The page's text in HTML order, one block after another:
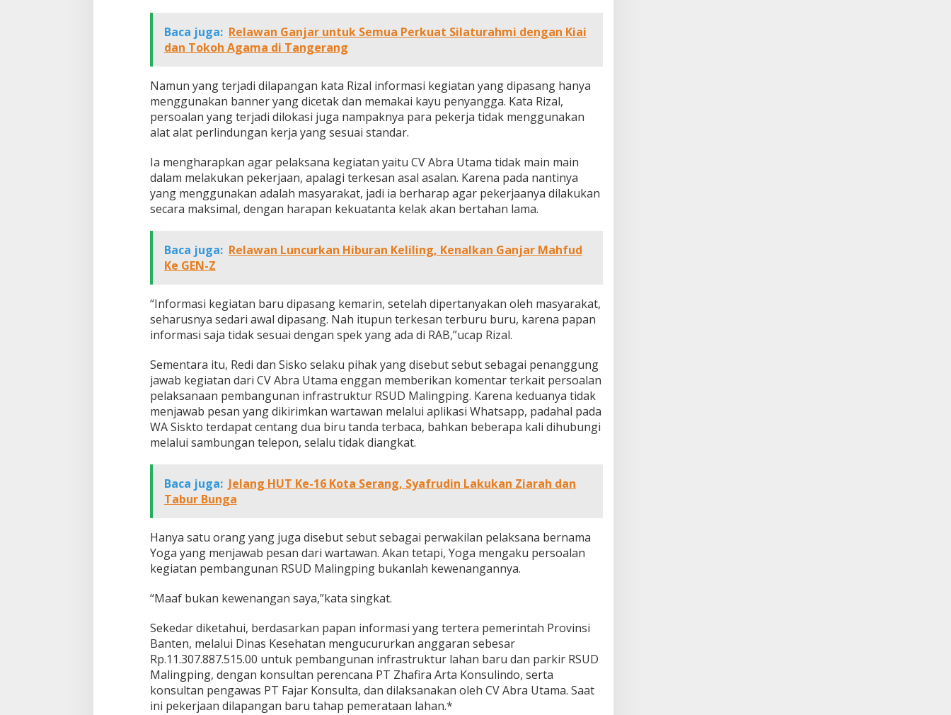
Baca juga: Relawan Ganjar untuk Semua Perkuat Silaturahmi dengan Kiai
dan Tokoh Agama di Tangerang
Namun yang terjadi dilapangan kata Rizal informasi kegiatan yang dipasang hanya
menggunakan banner yang dicetak dan memakai kayu penyangga. Kata Rizal,
persoalan yang terjadi dilokasi juga nampaknya para pekerja tidak menggunakan
alat alat perlindungan kerja yang sesuai standar.
Ia mengharapkan agar pelaksana kegiatan yaitu CV Abra Utama tidak main main
dalam melakukan pekerjaan, apalagi terkesan asal asalan. Karena pada nantinya
yang menggunakan adalah masyarakat, jadi ia berharap agar pekerjaanya dilakukan
secara maksimal, dengan harapan kekuatanta kelak akan bertahan lama.
Baca juga: Relawan Luncurkan Hiburan Keliling, Kenalkan Ganjar Mahfud
Ke GEN-Z
“Informasi kegiatan baru dipasang kemarin, setelah dipertanyakan oleh masyarakat,
seharusnya sedari awal dipasang. Nah itupun terkesan terburu buru, karena papan
informasi saja tidak sesuai dengan spek yang ada di RAB,”ucap Rizal.
Sementara itu, Redi dan Sisko selaku pihak yang disebut sebut sebagai penanggung
jawab kegiatan dari CV Abra Utama enggan memberikan komentar terkait persoalan
pelaksanaan pembangunan infrastruktur RSUD Malingping. Karena keduanya tidak
menjawab pesan yang dikirimkan wartawan melalui aplikasi Whatsapp, padahal pada
WA Siskto terdapat centang dua biru tanda terbaca, bahkan beberapa kali dihubungi
melalui sambungan telepon, selalu tidak diangkat.
Baca juga: Jelang HUT Ke-16 Kota Serang, Syafrudin Lakukan Ziarah dan
Tabur Bunga
Hanya satu orang yang juga disebut sebut sebagai perwakilan pelaksana bernama
Yoga yang menjawab pesan dari wartawan. Akan tetapi, Yoga mengaku persoalan
kegiatan pembangunan RSUD Malingping bukanlah kewenangannya.
“Maaf bukan kewenangan saya,”kata singkat.
Sekedar diketahui, berdasarkan papan informasi yang tertera pemerintah Provinsi
Banten, melalui Dinas Kesehatan mengucururkan anggaran sebesar
Rp.11.307.887.515.00 untuk pembangunan infrastruktur lahan baru dan parkir RSUD
Malingping, dengan konsultan perencana PT Zhafira Arta Konsulindo, serta
konsultan pengawas PT Fajar Konsulta, dan dilaksanakan oleh CV Abra Utama. Saat
ini pekerjaan dilapangan baru tahap pemerataan lahan.*